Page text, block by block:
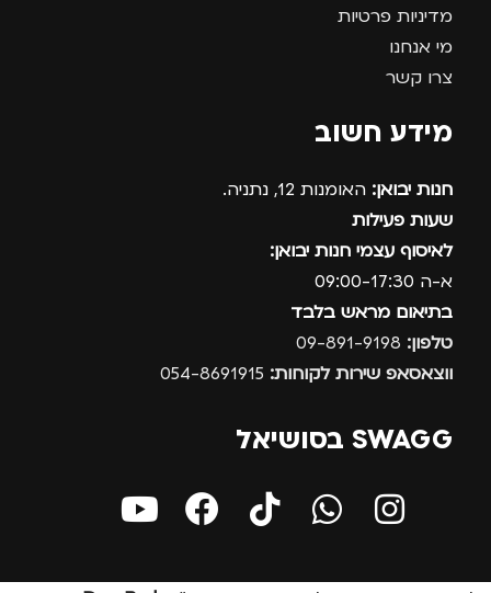
מדיניות פרטיות
מי אנחנו
צרו קשר
מידע חשוב
חנות יבואן: האומנות 12, נתניה.
שעות פעילות
לאיסוף עצמי חנות יבואן:
א-ה 09:00-17:30
בתיאום מראש בלבד
טלפון:
ווצאסאפ שירות לקוחות:
SWAGG בסושיאל